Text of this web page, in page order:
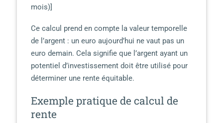
mois)]
Ce calcul prend en compte la valeur temporelle
de l’argent : un euro aujourd’hui ne vaut pas un
euro demain. Cela signifie que l’argent ayant un
potentiel d’investissement doit être utilisé pour
déterminer une rente équitable.
Exemple pratique de calcul de
rente